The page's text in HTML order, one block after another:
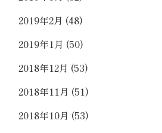
2019年2月 (48)
2019年1月 (50)
2018年12月 (53)
2018年11月 (51)
2018年10月 (53)